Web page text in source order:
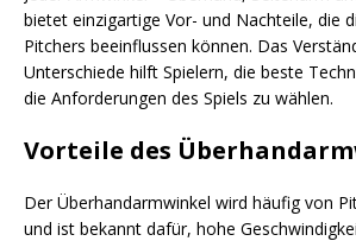
bietet einzigartige Vor- und Nachteile, die
Pitchers beeinflussen können. Das
Unterschiede hilft Spielern, die beste
die Anforderungen des Spiels zu wählen.
Vorteile des
Der Überhandarmwinkel wird häufig von
und ist bekannt dafür, hohe